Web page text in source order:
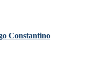
Constantino